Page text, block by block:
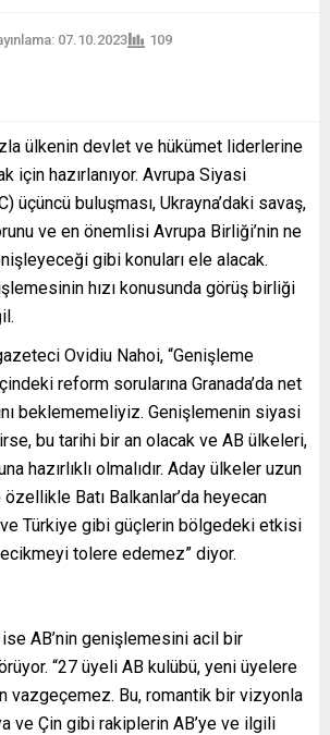
07.10.2023 109
ülkenin devlet ve hükümet liderlerine
için hazırlanıyor. Avrupa Siyasi
üçüncü buluşması, Ukrayna’daki savaş,
ve en önemlisi Avrupa Birliği’nin ne
gibi konuları ele alacak.
hızı konusunda görüş birliği
Ovidiu Nahoi, “Genişleme
reform sorularına Granada’da net
beklememeliyiz. Genişlemenin siyasi
bu tarihi bir an olacak ve AB ülkeleri,
hazırlıklı olmalıdır. Aday ülkeler uzun
Batı Balkanlar’da heyecan
ve Türkiye gibi güçlerin bölgedeki etkisi
tolere edemez” diyor.
AB’nin genişlemesini acil bir
“27 üyeli AB kulübü, yeni üyelere
vazgeçemez. Bu, romantik bir vizyonla
ve Çin gibi rakiplerin AB’ye ve ilgili